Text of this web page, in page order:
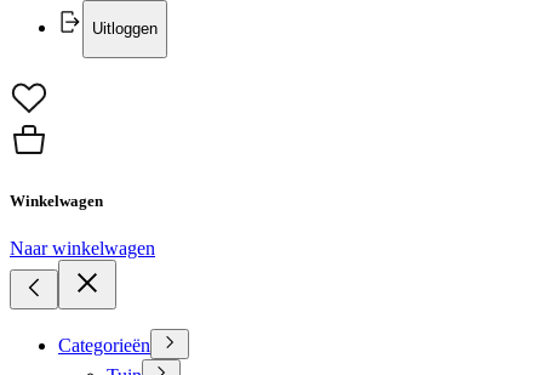
Uitloggen
Winkelwagen
Naar winkelwagen
Categorieën